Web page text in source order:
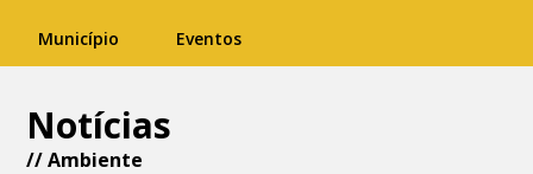
Município Eventos
Notícias
//Ambiente